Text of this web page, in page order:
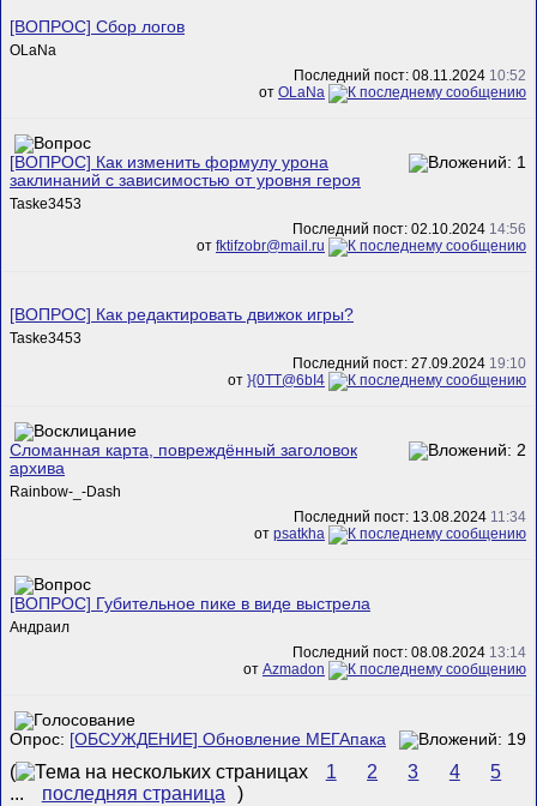
[ВОПРОС] Сбор логов
OLaNa
Последний пост: 08.11.2024 10:52
от OLaNa
[ВОПРОС] Как изменить формулу урона
заклинаний с зависимостью от уровня героя
Taske3453
Последний пост: 02.10.2024 14:56
от fktifzobr@mail.ru
[ВОПРОС] Как редактировать движок игры?
Taske3453
Последний пост: 27.09.2024 19:10
от }{0TT@6bI4
Сломанная карта, повреждённый заголовок
архива
Rainbow-_-Dash
Последний пост: 13.08.2024 11:34
от psatkha
[ВОПРОС] Губительное пике в виде выстрела
Андраил
Последний пост: 08.08.2024 13:14
от Azmadon
Опрос: [ОБСУЖДЕНИЕ] Обновление МЕГАпака
( 1 2 3 4
5
...
последняя страница )